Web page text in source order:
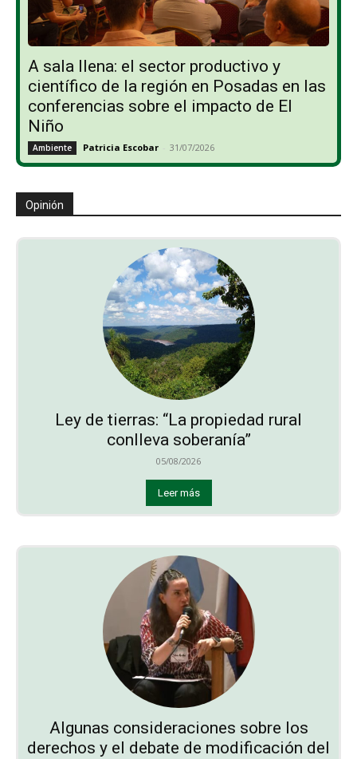
A sala llena: el sector productivo y
científico de la región en Posadas en las
conferencias sobre el impacto de El
Niño
Ambiente Patricia Escobar - 31/07/2026
Opinión
Ley de tierras: “La propiedad rural
conlleva soberanía”
05/08/2026
Leer más
Algunas consideraciones sobre los
derechos y el debate de modificación del